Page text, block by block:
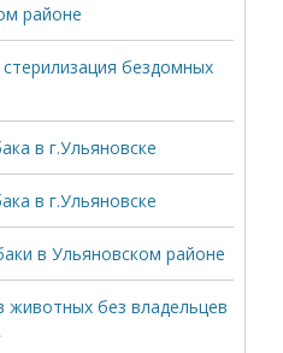
районе
бездомных
в г.Ульяновске
в г.Ульяновске
в Ульяновском районе
без владельцев